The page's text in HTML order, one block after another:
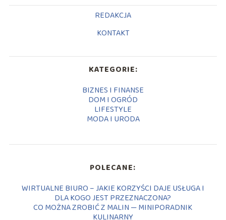
REDAKCJA
KONTAKT
KATEGORIE:
BIZNES I FINANSE
DOM I OGRÓD
LIFESTYLE
MODA I URODA
POLECANE:
WIRTUALNE BIURO – JAKIE KORZYŚCI DAJE USŁUGA I
DLA KOGO JEST PRZEZNACZONA?
CO MOŻNA ZROBIĆ Z MALIN — MINIPORADNIK
KULINARNY